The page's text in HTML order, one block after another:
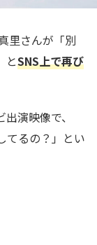
里さんが「別
とSNS上で再び
演映像で、
てるの？」とい